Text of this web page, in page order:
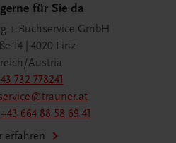
für Sie da
+ Buchservice GmbH
14 | 4020 Linz
Austria
732 778241
+43 664 88 58 69 41
erfahren